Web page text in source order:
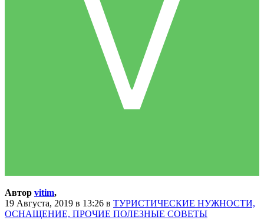
Автор vitim,
19 Августа, 2019 в 13:26 в ТУРИСТИЧЕСКИЕ НУЖНОСТИ,
ОСНАЩЕНИЕ, ПРОЧИЕ ПОЛЕЗНЫЕ СОВЕТЫ